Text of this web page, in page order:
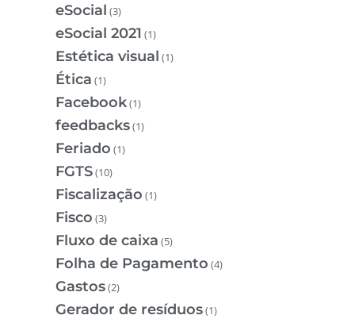
eSocial (3)
eSocial 2021 (1)
Estética visual (1)
Ética (1)
Facebook(1)
feedbacks(1)
Feriado (1)
FGTS(10)
Fiscalização (1)
Fisco (3)
Fluxo de caixa (5)
Folha de Pagamento (4)
Gastos(2)
Gerador de resíduos(1)